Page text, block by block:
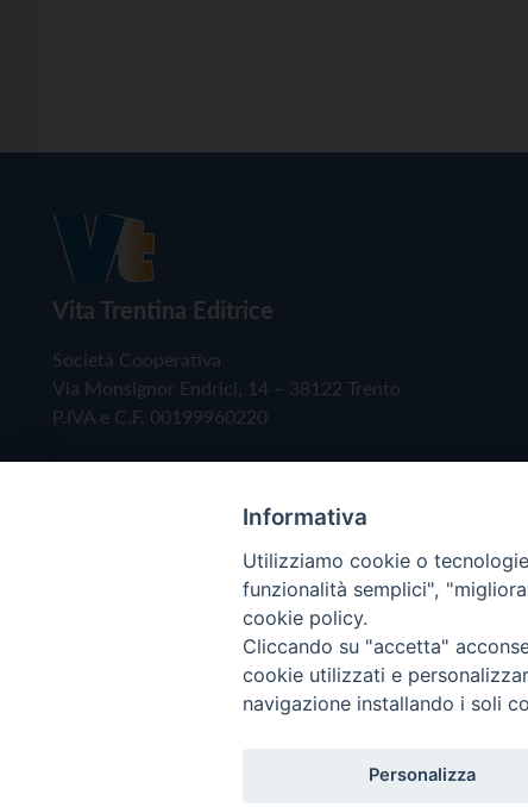
Vita Trentina Editrice
Società Cooperativa
Via Monsignor Endrici, 14 – 38122 Trento
P.IVA e C.F. 00199960220
Copyright © 2019 - Tutti i diritti riservati -
Informativa
Utilizziamo cookie o
funzionalità semplici",
cookie policy.
Cliccando su "accetta"
cookie utilizzati e
navigazione installando i soli
Personalizza